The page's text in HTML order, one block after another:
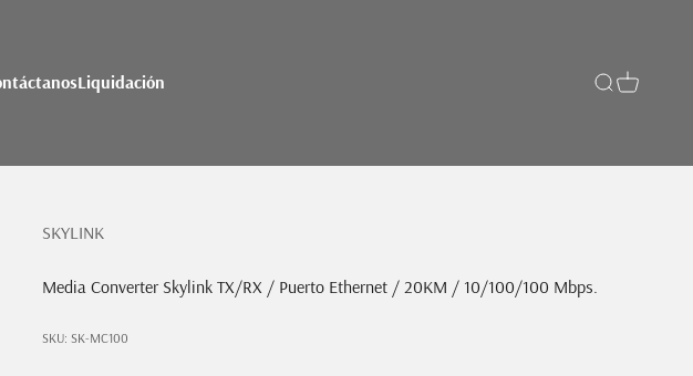
Liquidación
Buscar
Carrito
SKYLINK
Media Converter Skylink TX/RX / Puerto Ethernet / 20KM / 10/100/100 Mbps.
SKU: SK-MC100